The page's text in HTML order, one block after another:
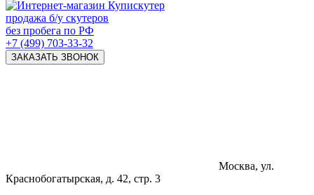
продажа б/у скутеров
без пробега по РФ
+7 (499) 703-33-32
ЗАКАЗАТЬ ЗВОНОК
Москва, ул.
Краснобогатырская, д. 42, стр. 3